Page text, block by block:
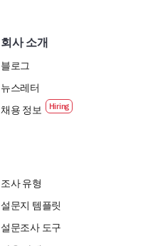
회사 소개
블로그
뉴스레터
채용 정보
조사 유형
설문지 템플릿
설문조사 도구